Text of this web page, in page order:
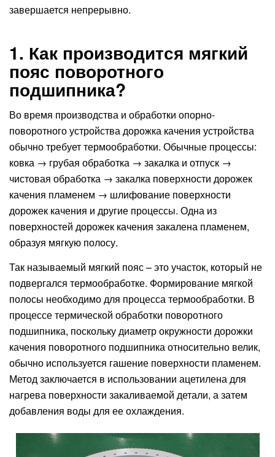
завершается непрерывно.
1. Как производится мягкий
пояс поворотного
подшипника?
Во время производства и обработки опорно-
поворотного устройства дорожка качения устройства
обычно требует термообработки. Обычные процессы:
ковка → грубая обработка → закалка и отпуск →
чистовая обработка → закалка поверхности дорожек
качения пламенем → шлифование поверхности
дорожек качения и другие процессы. Одна из
поверхностей дорожек качения закалена пламенем,
образуя мягкую полосу.
Так называемый мягкий пояс – это участок, который не
подвергался термообработке. Формирование мягкой
полосы необходимо для процесса термообработки. В
процессе термической обработки поворотного
подшипника, поскольку диаметр окружности дорожки
качения поворотного подшипника относительно велик,
обычно используется гашение поверхности пламенем.
Метод заключается в использовании ацетилена для
нагрева поверхности закаливаемой детали, а затем
добавления воды для ее охлаждения.